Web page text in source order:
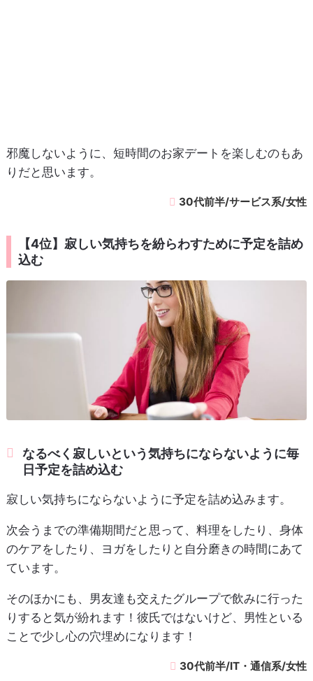
邪魔しないように、短時間のお家デートを楽しむのもあ
りだと思います。
30代前半/サービス系/女性
【4位】寂しい気持ちを紛らわすために予定を詰め
込む
なるべく寂しいという気持ちにならないように毎
日予定を詰め込む
寂しい気持ちにならないように予定を詰め込みます。
次会うまでの準備期間だと思って、料理をしたり、身体
のケアをしたり、ヨガをしたりと自分磨きの時間にあて
ています。
そのほかにも、男友達も交えたグループで飲みに行った
りすると気が紛れます！彼氏ではないけど、男性といる
ことで少し心の穴埋めになります！
30代前半/IT・通信系/女性